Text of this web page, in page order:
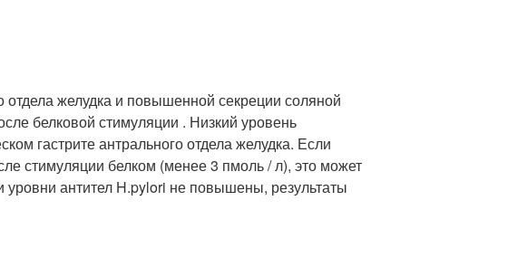
желудка и повышенной секреции соляной
белковой стимуляции . Низкий уровень
гастрите антрального отдела желудка. Если
стимуляции белком (менее 3 пмоль / л), это может
уровни антител H.pylori не повышены, результаты